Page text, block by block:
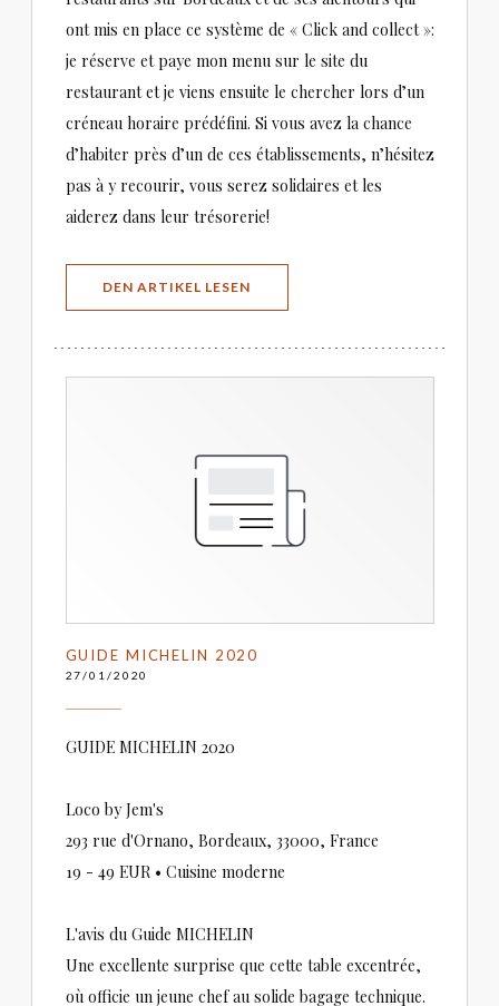
ont mis en place ce système de « Click and collect »:
je réserve et paye mon menu sur le site du
restaurant et je viens ensuite le chercher lors d’un
créneau horaire prédéfini. Si vous avez la chance
d’habiter près d’un de ces établissements, n’hésitez
pas à y recourir, vous serez solidaires et les
aiderez dans leur trésorerie!
DEN ARTIKEL LESEN
GUIDE MICHELIN 2020
27/01/2020
GUIDE MICHELIN 2020
Loco by Jem's
293 rue d'Ornano, Bordeaux, 33000, France
19 - 49 EUR • Cuisine moderne
L'avis du Guide MICHELIN
Une excellente surprise que cette table excentrée,
où officie un jeune chef au solide bagage technique.